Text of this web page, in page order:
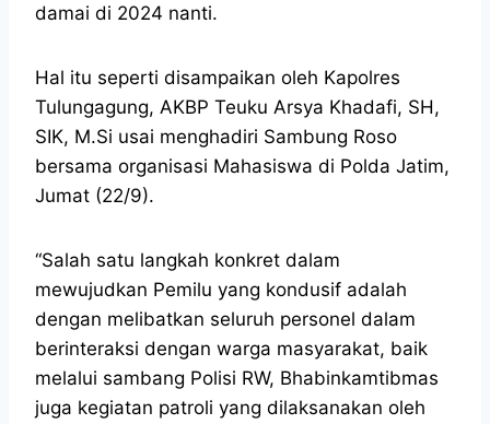
damai di 2024 nanti.
Hal itu seperti disampaikan oleh Kapolres
Tulungagung, AKBP Teuku Arsya Khadafi, SH,
SIK, M.Si usai menghadiri Sambung Roso
bersama organisasi Mahasiswa di Polda Jatim,
Jumat (22/9).
“Salah satu langkah konkret dalam
mewujudkan Pemilu yang kondusif adalah
dengan melibatkan seluruh personel dalam
berinteraksi dengan warga masyarakat, baik
melalui sambang Polisi RW, Bhabinkamtibmas
juga kegiatan patroli yang dilaksanakan oleh